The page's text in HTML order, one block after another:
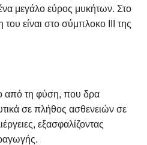
μεγάλο εύρος μυκήτων. Στο
είναι στο σύμπλοκο ΙΙΙ της
από τη φύση, που δρα
σε πλήθος ασθενειών σε
εξασφαλίζοντας